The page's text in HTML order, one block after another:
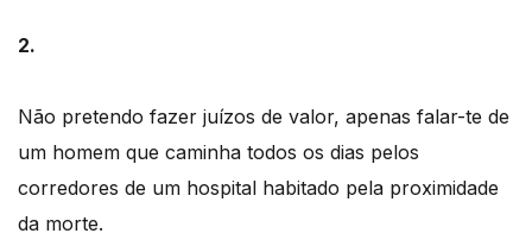
2.
Não pretendo fazer juízos de valor, apenas falar-te de
um homem que caminha todos os dias pelos
corredores de um hospital habitado pela proximidade
da morte.